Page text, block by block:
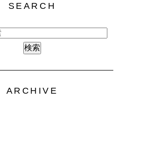
SEARCH
ARCHIVE